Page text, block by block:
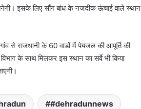
इसके लिए सौंग बांध के नजदीक ऊंचाई वाले स्थान
से राजधानी के 60 वाडों में पेयजल की आपूर्ति की
के साथ मिलकर इस स्थान का सर्वे भी किया
#dehradunnews